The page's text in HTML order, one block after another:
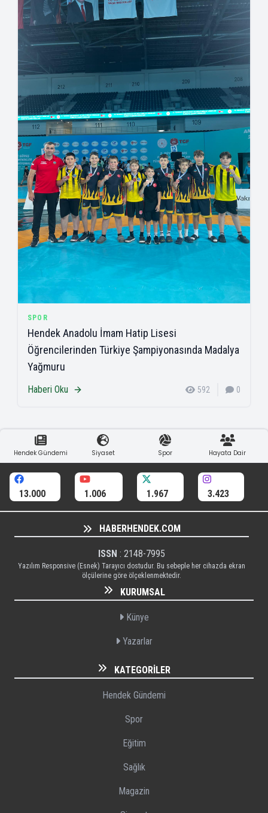
SPOR
Hendek Anadolu İmam Hatip Lisesi
Öğrencilerinden Türkiye Şampiyonasında Madalya
Yağmuru
Haberi Oku 592 0
Hendek Gündemi Siyaset Spor Hayata Dair
13.000 1.006 1.967 3.423
HABERHENDEK.COM
ISSN : 2148-7995
Yazılım Responsive (Esnek) Tarayıcı dostudur. Bu sebeple her cihazda ekran
ölçülerine göre ölçeklenmektedir.
KURUMSAL
Künye
Yazarlar
KATEGORILER
Hendek Gündemi
Spor
Eğitim
Sağlık
Magazin